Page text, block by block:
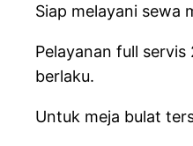
Siap melayani sewa
Pelayanan full
berlaku.
Untuk meja bulat